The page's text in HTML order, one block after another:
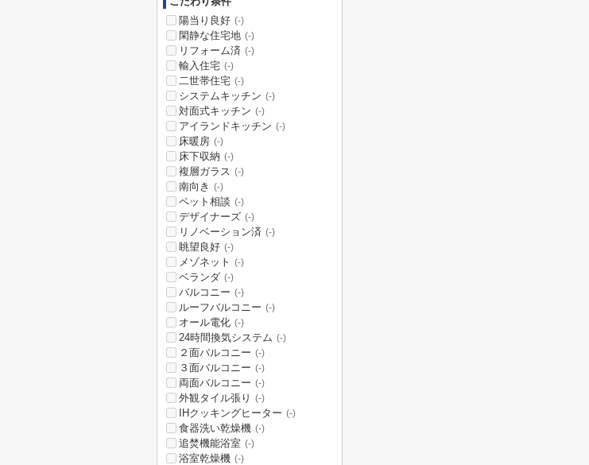
陽当り良好 (-)
閑静な住宅地 (-)
リフォーム済 (-)
輸入住宅 (-)
二世帯住宅 (-)
システムキッチン (-)
対面式キッチン (-)
アイランドキッチン (-)
床暖房 (-)
床下収納 (-)
複層ガラス (-)
南向き (-)
ペット相談 (-)
デザイナーズ (-)
リノベーション済 (-)
眺望良好 (-)
メゾネット (-)
ベランダ (-)
バルコニー (-)
ルーフバルコニー (-)
オール電化 (-)
24時間換気システム (-)
２面バルコニー (-)
３面バルコニー (-)
両面バルコニー (-)
外観タイル張り (-)
IHクッキングヒーター (-)
食器洗い乾燥機 (-)
追焚機能浴室 (-)
浴室乾燥機 (-)